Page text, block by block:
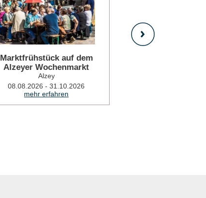
Marktfrühstück auf dem
Alzeyer Wochenmarkt
Alzey
08.08.2026 - 31.10.2026
mehr erfahren